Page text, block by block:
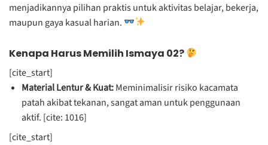
menjadikannya pilihan praktis untuk aktivitas belajar, bekerja,
maupun gaya kasual harian.
Kenapa Harus Memilih Ismaya 02?
[cite_start]
Material Lentur & Kuat:Meminimalisir risiko kacamata
patah akibat tekanan, sangat aman untuk penggunaan
aktif. [cite: 1016]
[cite_start]